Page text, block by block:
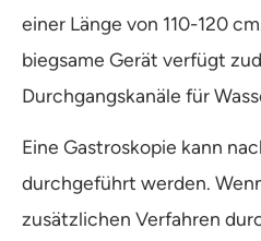
einer Länge von 110-120
biegsame Gerät verfügt
Durchgangskanäle für
Eine Gastroskopie kann
durchgeführt werden.
zusätzlichen Verfahren